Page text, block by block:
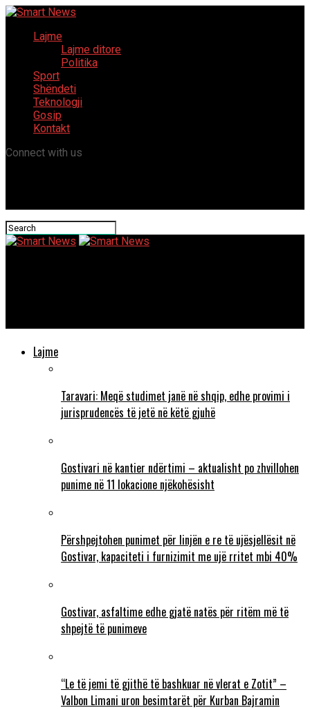
Lajme
Lajme ditore
Politika
Sport
Shëndeti
Teknologji
Gosip
Kontakt
Connect with us
Lajme
Taravari: Meqë studimet janë në shqip, edhe provimi i
jurisprudencës të jetë në këtë gjuhë
Gostivari në kantier ndërtimi – aktualisht po zhvillohen
punime në 11 lokacione njëkohësisht
Përshpejtohen punimet për linjën e re të ujësjellësit në
Gostivar, kapaciteti i furnizimit me ujë rritet mbi 40%
Gostivar, asfaltime edhe gjatë natës për ritëm më të
shpejtë të punimeve
“Le të jemi të gjithë të bashkuar në vlerat e Zotit” –
Valbon Limani uron besimtarët për Kurban Bajramin